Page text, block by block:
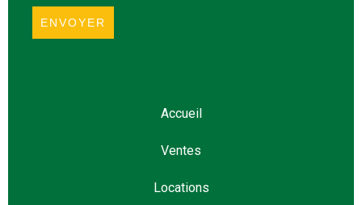
ENVOYER
Accueil
Ventes
Locations